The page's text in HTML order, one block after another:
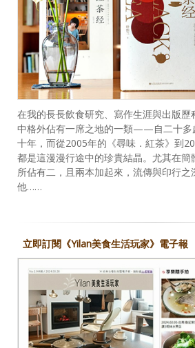
在我的長長飲食研究、寫作生涯與出版
中格外佔有一席之地的一類——自二十多
十年，而從2005年的《尋味．紅茶》到
都是這漫漫行途中的珍貴結晶。尤其在簡
所佔有二，且兩本加起來，流傳與印行
他……
立即訂閱《Yilan美食生活玩家》電子報